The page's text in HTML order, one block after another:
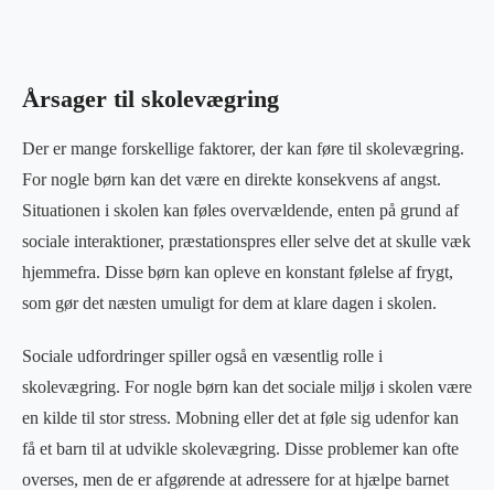
Årsager til skolevægring
Der er mange forskellige faktorer, der kan føre til skolevægring.
For nogle børn kan det være en direkte konsekvens af angst.
Situationen i skolen kan føles overvældende, enten på grund af
sociale interaktioner, præstationspres eller selve det at skulle væk
hjemmefra. Disse børn kan opleve en konstant følelse af frygt,
som gør det næsten umuligt for dem at klare dagen i skolen.
Sociale udfordringer spiller også en væsentlig rolle i
skolevægring. For nogle børn kan det sociale miljø i skolen være
en kilde til stor stress. Mobning eller det at føle sig udenfor kan
få et barn til at udvikle skolevægring. Disse problemer kan ofte
overses, men de er afgørende at adressere for at hjælpe barnet